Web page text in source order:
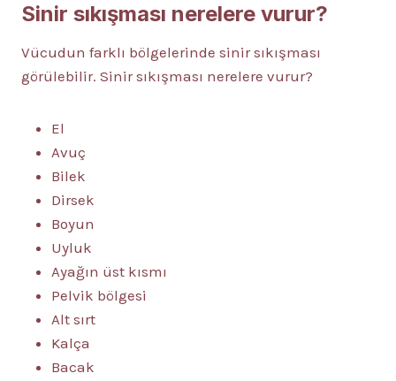
Sinir sıkışması nerelere vurur?
Vücudun farklı bölgelerinde sinir sıkışması
görülebilir. Sinir sıkışması nerelere vurur?
El
Avuç
Bilek
Dirsek
Boyun
Uyluk
Ayağın üst kısmı
Pelvik bölgesi
Alt sırt
Kalça
Bacak